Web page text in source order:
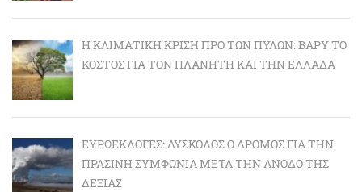
Η ΚΛΙΜΑΤΙΚΉ ΚΡΊΣΗ ΠΡΟ ΤΩΝ ΠΥΛΏΝ: BΑΡΎ ΤΟ
ΚΌΣΤΟΣ ΓΙΑ ΤΟΝ ΠΛΑΝΉΤΗ ΚΑΙ ΤΗΝ ΕΛΛΆΔΑ
ΕΥΡΩΕΚΛΟΓΈΣ: ΔΎΣΚΟΛΟΣ Ο ΔΡΌΜΟΣ ΓΙΑ ΤΗΝ
ΠΡΆΣΙΝΗ ΣΥΜΦΩΝΊΑ ΜΕΤΆ ΤΗΝ ΆΝΟΔΟ ΤΗΣ
ΔΕΞΙΆΣ